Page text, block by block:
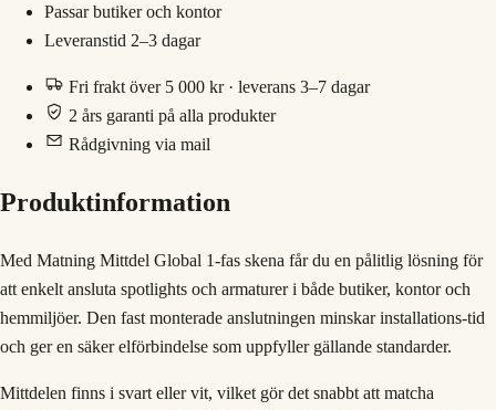
Passar butiker och kontor
Leveranstid 2–3 dagar
Fri frakt över 5 000 kr · leverans 3–7 dagar
2 års garanti på alla produkter
Rådgivning via mail
Produktinformation
Med Matning Mittdel Global 1‑fas skena får du en pålitlig lösning för
att enkelt ansluta spotlights och armaturer i både butiker, kontor och
hemmiljöer. Den fast monterade anslutningen minskar installations‑tid
och ger en säker elförbindelse som uppfyller gällande standarder.
Mittdelen finns i svart eller vit, vilket gör det snabbt att matcha